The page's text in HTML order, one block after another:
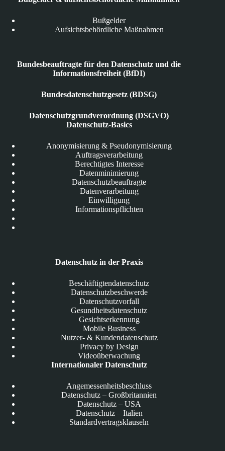
Bußgelder
Aufsichtsbehördliche Maßnahmen
Bundesbeauftragte für den Datenschutz und die
Informationsfreiheit (BfDI)
Bundesdatenschutzgesetz (BDSG)
Datenschutzgrundverordnung (DSGVO)
Datenschutz-Basics
Anonymisierung & Pseudonymisierung
Auftragsverarbeitung
Berechtigtes Interesse
Datenminimierung
Datenschutzbeauftragte
Datenverarbeitung
Einwilligung
Informationspflichten
Datenschutz in der Praxis
Beschäftigtendatenschutz
Datenschutzbeschwerde
Datenschutzvorfall
Gesundheitsdatenschutz
Gesichtserkennung
Mobile Business
Nutzer- & Kundendatenschutz
Privacy by Design
Videoüberwachung
Internationaler Datenschutz
Angemessenheitsbeschluss
Datenschutz – Großbritannien
Datenschutz – USA
Datenschutz – Italien
Standardvertragsklauseln